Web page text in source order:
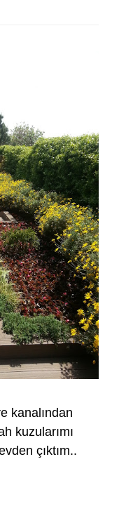
kanalından
kuzularımı
çıktım..